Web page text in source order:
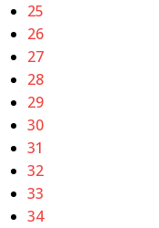
25
26
27
28
29
30
31
32
33
34